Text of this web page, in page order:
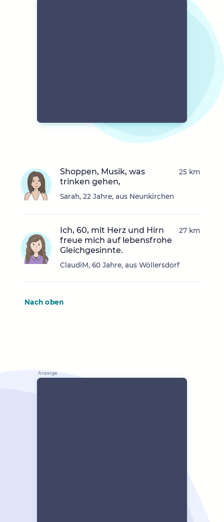
Shoppen, Musik, was
trinken gehen,
Sarah, 22 Jahre, aus Neunkirchen
25 km
Ich, 60, mit Herz und Hirn
freue mich auf lebensfrohe
Gleichgesinnte.
ClaudiM, 60 Jahre, aus Wöllersdorf
27 km
Nach oben